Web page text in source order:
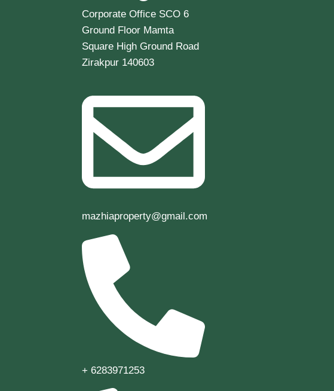
Corporate Office SCO 6
Ground Floor Mamta
Square High Ground Road
Zirakpur 140603
mazhiaproperty@gmail.com
+ 6283971253